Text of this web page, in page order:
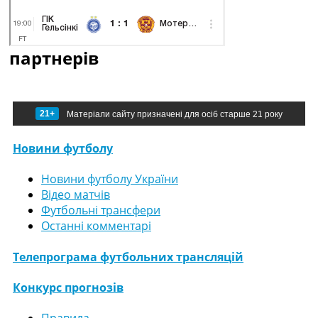
партнерів
21+ Матеріали сайту призначені для осіб старше 21 року
Новини футболу
Новини футболу України
Відео матчів
Футбольні трансфери
Останні комментарі
Телепрограма футбольних трансляцій
Конкурс прогнозів